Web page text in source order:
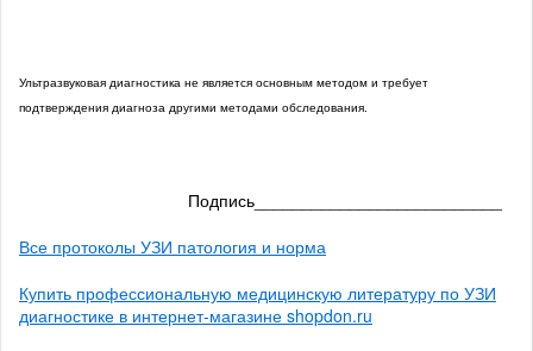
Ультразвуковая диагностика не является основным методом и требует
подтверждения диагноза другими методами обследования.
Подпись__________________________
Все протоколы УЗИ патология и норма
Купить профессиональную медицинскую литературу по УЗИ
диагностике в интернет-магазине shopdon.ru